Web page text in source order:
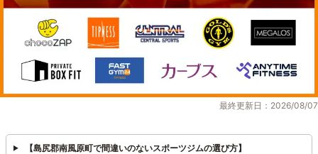
最終更新日：2026/08/07
【島尻郡南風原町で間違いのないスポーツジムの選び方】